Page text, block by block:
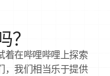
？
着在哔哩哔哩上探索
，我们相当乐于提供